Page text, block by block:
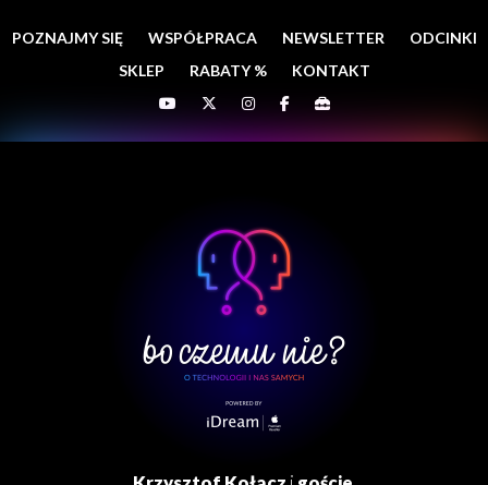
POZNAJMY SIĘ WSPÓŁPRACA NEWSLETTER
ODCINKI
SKLEP
RABATY % KONTAKT